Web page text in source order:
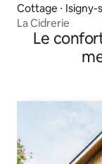
Cottage ⋅
La Cidrerie
Le